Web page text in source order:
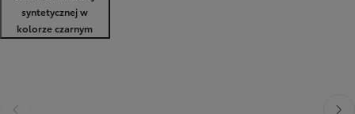
syntetycznej w
kolorze czarnym